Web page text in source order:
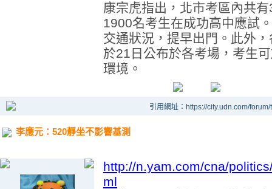
康宗虎指出，北市考區內共
1900名考生在成功高中應試
交通狀況，提早出門。此外
於21日公布於各考場，考生
環境。
引用網址：https://city.udn.com/
李應元：520靜坐不影響基測
http://n.yam.com/cna/
ml